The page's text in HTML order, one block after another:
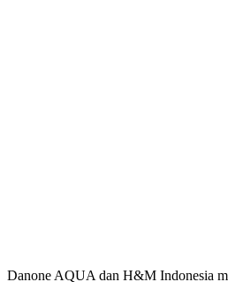
Danone AQUA dan H&M Indonesia